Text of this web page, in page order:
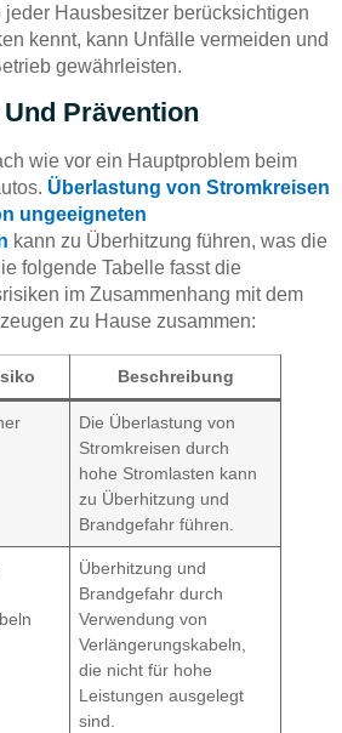
Hausbesitzer berücksichtigen
kennt, kann Unfälle vermeiden und
gewährleisten.
Prävention
wie vor ein Hauptproblem beim
Überlastung von Stromkreisen
ungeeigneten
kann zu Überhitzung führen, was die
folgende Tabelle fasst die
im Zusammenhang mit dem
zu Hause zusammen:
Beschreibung
Die Überlastung von
Stromkreisen durch
hohe Stromlasten kann
zu Überhitzung und
Brandgefahr führen.
Überhitzung und
Brandgefahr durch
Verwendung von
Verlängerungskabeln,
die nicht für hohe
Leistungen ausgelegt
sind.